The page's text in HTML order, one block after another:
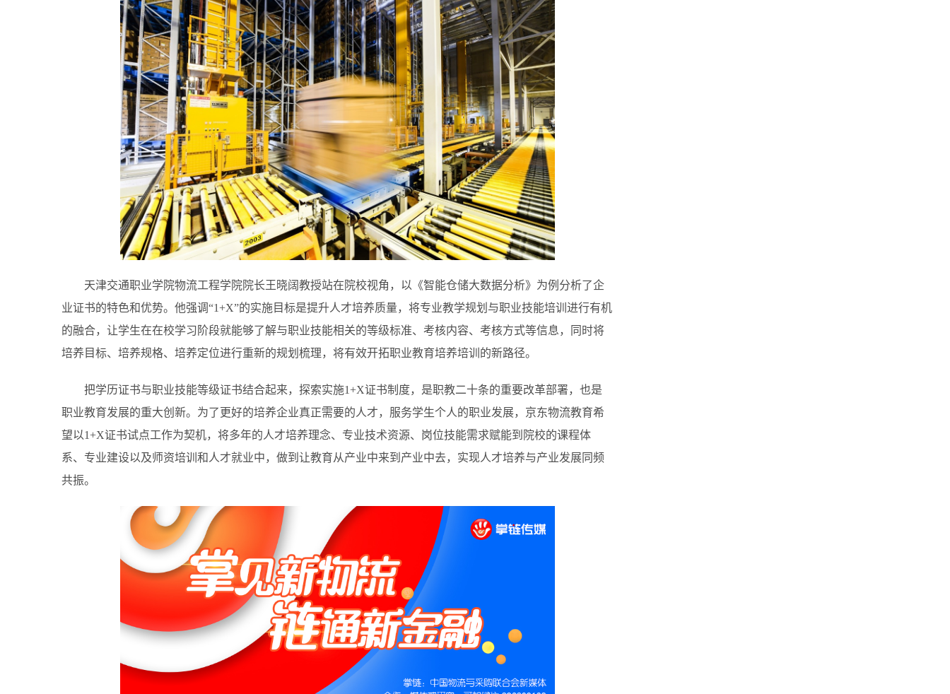
天津交通职业学院物流工程学院院长王晓阔教授站在院校视角，以《智能仓储大数据分析》为例分析了企
业证书的特色和优势。他强调“1+X”的实施目标是提升人才培养质量，将专业教学规划与职业技能培训进行有机
的融合，让学生在在校学习阶段就能够了解与职业技能相关的等级标准、考核内容、考核方式等信息，同时将
培养目标、培养规格、培养定位进行重新的规划梳理，将有效开拓职业教育培养培训的新路径。
把学历证书与职业技能等级证书结合起来，探索实施1+X证书制度，是职教二十条的重要改革部署，也是
职业教育发展的重大创新。为了更好的培养企业真正需要的人才，服务学生个人的职业发展，京东物流教育希
望以1+X证书试点工作为契机，将多年的人才培养理念、专业技术资源、岗位技能需求赋能到院校的课程体
系、专业建设以及师资培训和人才就业中，做到让教育从产业中来到产业中去，实现人才培养与产业发展同频
共振。